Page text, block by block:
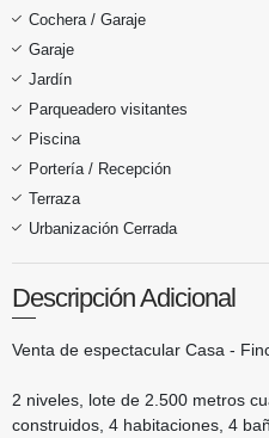
Cochera / Garaje
Garaje
Jardín
Parqueadero visitantes
Piscina
Portería / Recepción
Terraza
Urbanización Cerrada
Descripción Adicional
Venta de espectacular Casa -
2 niveles, lote de 2.500 metros
construidos, 4 habitaciones, 4